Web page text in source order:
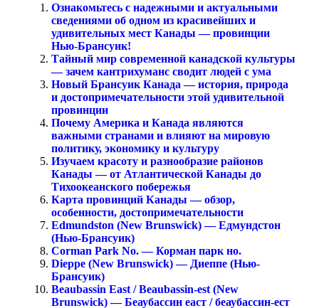
Ознакомьтесь с надежными и актуальными
сведениями об одном из красивейших и
удивительных мест Канады — провинции
Нью-Брансуик!
Тайный мир современной канадской культуры
— зачем кантрихуманс сводит людей с ума
Новый Брансуик Канада — история, природа
и достопримечательности этой удивительной
провинции
Почему Америка и Канада являются
важными странами и влияют на мировую
политику, экономику и культуру
Изучаем красоту и разнообразие районов
Канады — от Атлантической Канады до
Тихоокеанского побережья
Карта провинций Канады — обзор,
особенности, достопримечательности
Edmundston (New Brunswick) — Едмундстон
(Нью-Брансуик)
Corman Park No. — Корман парк но.
Dieppe (New Brunswick) — Диеппе (Нью-
Брансуик)
Beaubassin East / Beaubassin-est (New
Brunswick) — Беаубассин еаст / беаубассин-ест